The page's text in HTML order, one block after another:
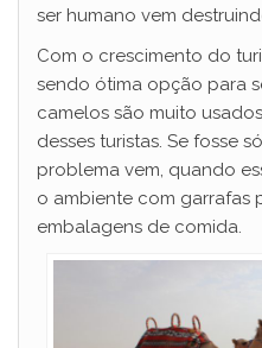
ser humano vem
Com o crescimento do
sendo ótima opção para
camelos são muito
desses turistas. Se fosse
problema vem, quando
o ambiente com garrafas
embalagens de comida.